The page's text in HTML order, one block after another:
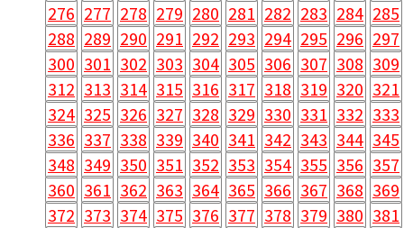
276 277 278 279 280 281 282 283 284 285
288 289 290 291 292 293 294 295 296 297
300 301 302 303 304 305 306 307 308 309
312 313 314 315 316 317 318 319 320 321
324 325 326 327 328 329 330 331 332 333
336 337 338 339 340 341 342 343 344 345
348 349 350 351 352 353 354 355 356 357
360 361 362 363 364 365 366 367 368 369
372 373 374 375 376 377 378 379 380 381